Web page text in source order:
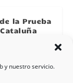
y nuestro servicio.
la Prueba
DE